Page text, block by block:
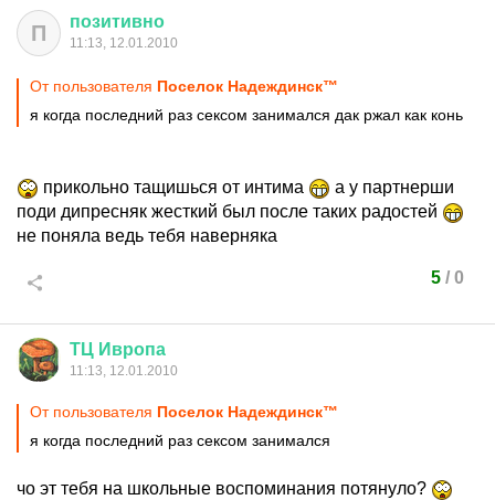
П позитивно
11:13, 12.01.2010
От пользователя Поселок Надеждинск™
я когда последний раз сексом занимался дак ржал как конь
прикольно тащишься от интима
а у партнерши
поди дипресняк жесткий был после таких радостей
не поняла ведь тебя наверняка
5/ 0
ТЦ Ивропа
11:13, 12.01.2010
От пользователя Поселок Надеждинск™
я когда последний раз сексом занимался
чо эт тебя на школьные воспоминания потянуло?